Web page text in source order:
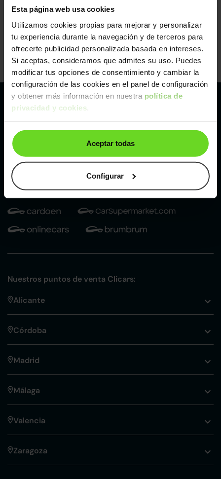
Esta página web usa cookies
Utilizamos cookies propias para mejorar y personalizar
tu experiencia durante la navegación y de terceros para
ofrecerte publicidad personalizada basada en intereses.
Si aceptas, consideramos que admites su uso. Puedes
modificar tus opciones de consentimiento y cambiar la
configuración de las cookies en el panel de configuración
y obtener más información en nuestra política de
privacidad y cookies
Aceptar todas
Configurar
compraventa de coches online
Con sede en: España, Francia, Bélgica, Reino Unido, Austria
e Italia.
¡Vendemos 1 coche por minuto!
Nuestros puntos de venta Clicars:
Alicante
Córdoba
Madrid
Málaga
Valencia
Zaragoza